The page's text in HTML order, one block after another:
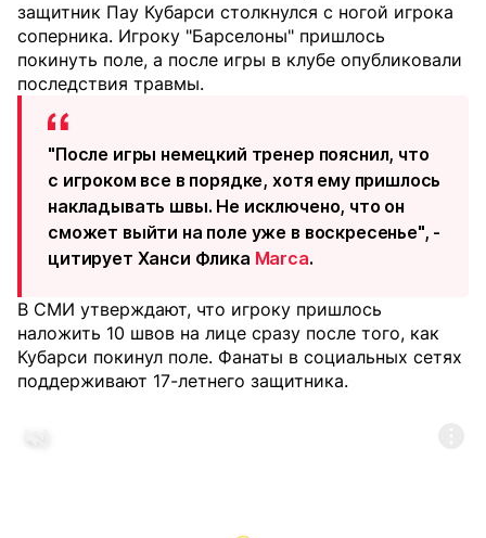
защитник Пау Кубарси столкнулся с ногой игрока
соперника. Игроку "Барселоны" пришлось
покинуть поле, а после игры в клубе опубликовали
последствия травмы.
"После игры немецкий тренер пояснил, что
с игроком все в порядке, хотя ему пришлось
накладывать швы. Не исключено, что он
сможет выйти на поле уже в воскресенье", -
цитирует Ханси Флика Marca.
В СМИ утверждают, что игроку пришлось
наложить 10 швов на лице сразу после того, как
Кубарси покинул поле. Фанаты в социальных сетях
поддерживают 17-летнего защитника.